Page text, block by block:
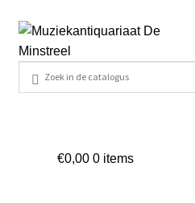
Ga
door
navigatie
Ga
naar
inhoud
€0,00 0 items